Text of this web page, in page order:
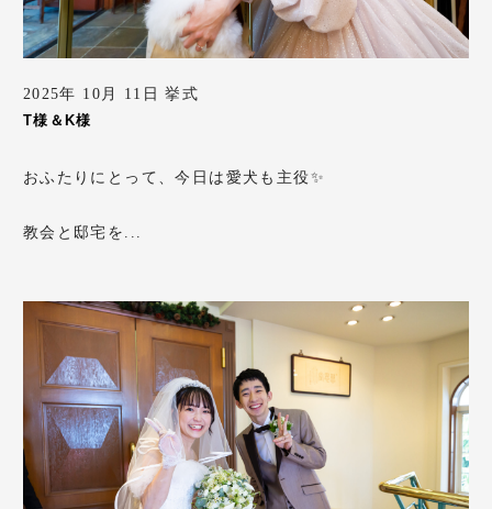
2025年 10月 11日 挙式
T様＆K様
おふたりにとって、今日は愛犬も主役✨
教会と邸宅を...